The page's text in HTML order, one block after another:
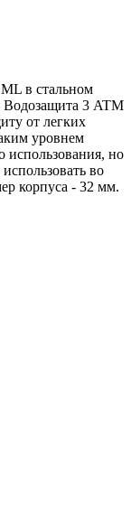
в стальном
Водозащита 3 ATM
от легких
уровнем
использования, но
во
корпуса - 32 мм.